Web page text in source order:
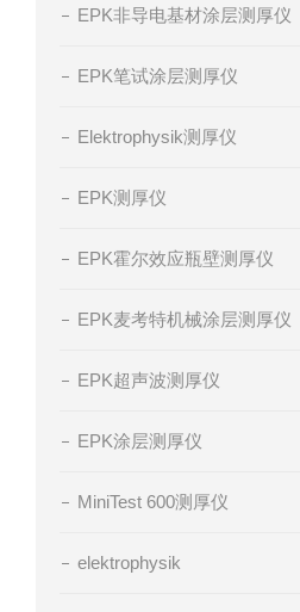
EPK非导电基材涂层测厚仪
EPK笔试涂层测厚仪
Elektrophysik测厚仪
EPK测厚仪
EPK霍尔效应瓶壁测厚仪
EPK麦考特机械涂层测厚仪
EPK超声波测厚仪
EPK涂层测厚仪
MiniTest 600测厚仪
elektrophysik